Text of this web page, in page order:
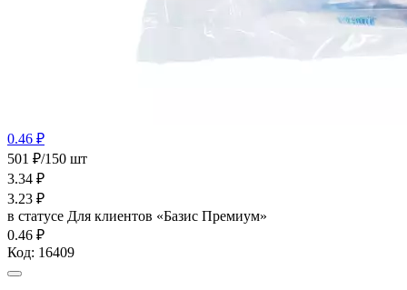
0.46 ₽
501 ₽/150 шт
3.34 ₽
3.23 ₽
в статусе Для клиентов «Базис Премиум»
0.46 ₽
Код: 16409